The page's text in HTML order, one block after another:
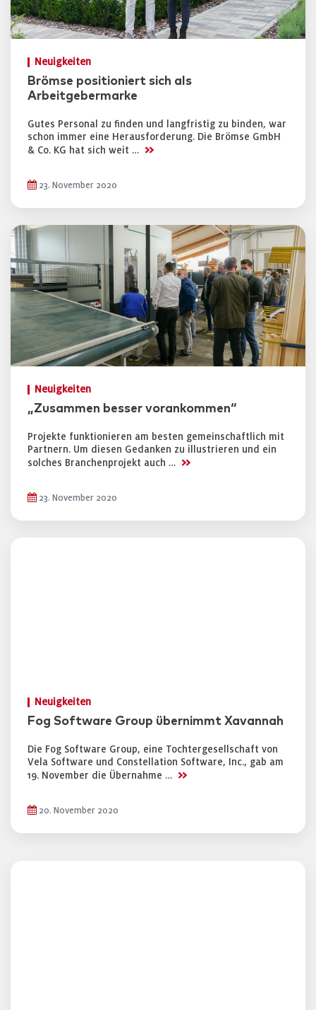
Neuigkeiten
Brömse positioniert sich als
Arbeitgebermarke
Gutes Personal zu finden und langfristig zu binden, war
schon immer eine Herausforderung. Die Brömse GmbH
& Co. KG hat sich weit … >>
23. November 2020
Neuigkeiten
„Zusammen besser vorankommen“
Projekte funktionieren am besten gemeinschaftlich mit
Partnern. Um diesen Gedanken zu illustrieren und ein
solches Branchenprojekt auch … >>
23. November 2020
Neuigkeiten
Fog Software Group übernimmt Xavannah
Die Fog Software Group, eine Tochtergesellschaft von
Vela Software und Constellation Software, Inc., gab am
19. November die Übernahme … >>
20. November 2020